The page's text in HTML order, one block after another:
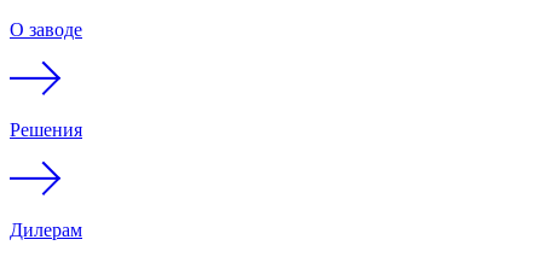
О заводе
Решения
Дилерам